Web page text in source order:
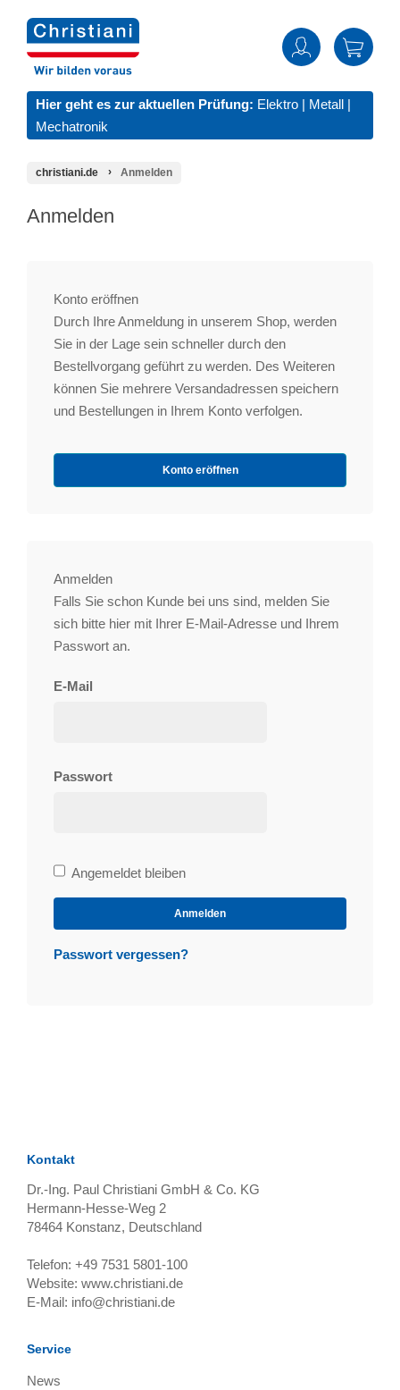
Hier geht es zur aktuellen Prüfung: Elektro | Metall |
Mechatronik
christiani.de Anmelden
Anmelden
Konto eröffnen
Durch Ihre Anmeldung in unserem Shop, werden
Sie in der Lage sein schneller durch den
Bestellvorgang geführt zu werden. Des Weiteren
können Sie mehrere Versandadressen speichern
und Bestellungen in Ihrem Konto verfolgen.
Konto eröffnen
Anmelden
Falls Sie schon Kunde bei uns sind, melden Sie
sich bitte hier mit Ihrer E-Mail-Adresse und Ihrem
Passwort an.
E-Mail
Passwort
Bleibe
angemeldet
Angemeldet bleiben
Anmelden
Passwort vergessen?
Kontakt
Dr.-Ing. Paul Christiani GmbH & Co. KG
Hermann-Hesse-Weg 2
78464 Konstanz, Deutschland
Telefon: +49 7531 5801-100
Website: www.christiani.de
E-Mail: info@christiani.de
Service
News